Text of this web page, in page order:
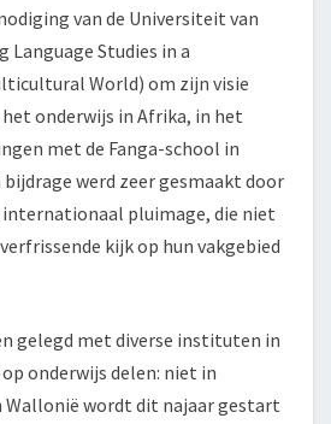
van de Universiteit van
Language Studies in a
World) om zijn visie
onderwijs in Afrika, in het
met de Fanga-school in
werd zeer gesmaakt door
internationaal pluimage, die niet
kijk op hun vakgebied
gelegd met diverse instituten in
onderwijs delen: niet in
Wallonië wordt dit najaar gestart